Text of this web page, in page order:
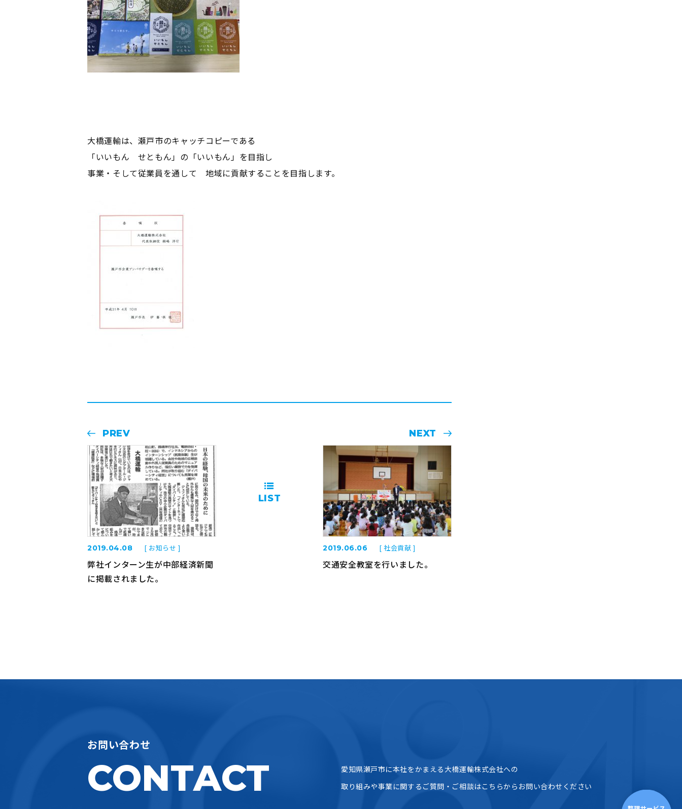
大橋運輸は、瀬戸市のキャッチコピーである
「いいもん せともん」の「いいもん」を目指し
事業・そして従業員を通して 地域に貢献することを目指します。
PREV
2019.04.08 [ お知らせ ]
弊社インターン生が中部経済新聞
に掲載されました。
LIST
NEXT
2019.06.06 [ 社会貢献 ]
交通安全教室を行いました。
お問い合わせ
CONTACT
愛知県瀬戸市に本社をかまえる大橋運輸株式会社への
取り組みや事業に関するご質問・ご相談はこちらからお問い合わせください